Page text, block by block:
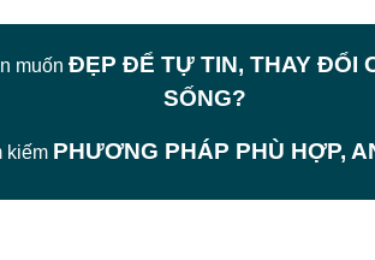
muốn ĐẸP ĐỂ TỰ TIN, THAY ĐỔI
SỐNG?
kiếm PHƯƠNG PHÁP PHÙ HỢP,